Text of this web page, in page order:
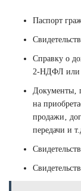
Паспорт
Справку о
2-НДФЛ или
Документы‚
на
продажи‚
передачи и